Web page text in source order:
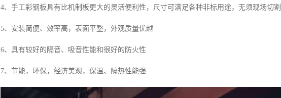
4、手工彩钢板具有比机制板更大的灵活便利性，尺寸可满足各种非标用途，无须现场切
5、安装简便、效率高，表面平整，外观质量优越
6、具有较好的隔音、吸音性能和很好的防火性
7、节能，环保，经济美观，保温、隔热性能强